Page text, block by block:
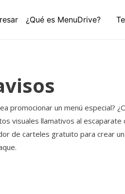
¿Qué es MenuDrive?
promocionar un menú especial?
visuales llamativos al escaparate
de carteles gratuito para crear un